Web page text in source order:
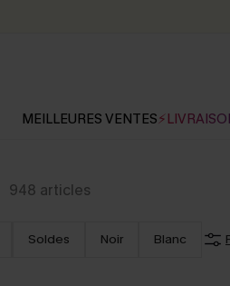
MEILLEURES VENTES
948 articles
Soldes Noir Blanc